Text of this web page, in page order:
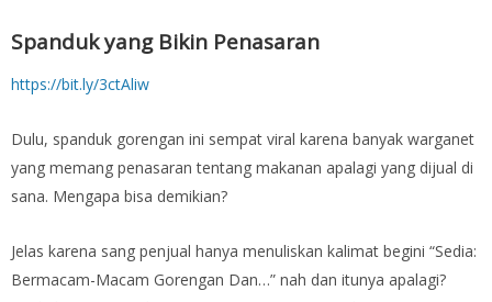
Spanduk yang Bikin Penasaran
https://bit.ly/3ctAliw
Dulu, spanduk gorengan ini sempat viral karena banyak warganet
yang memang penasaran tentang makanan apalagi yang dijual di
sana. Mengapa bisa demikian?
Jelas karena sang penjual hanya menuliskan kalimat begini “Sedia:
Bermacam-Macam Gorengan Dan…” nah dan itunya apalagi?